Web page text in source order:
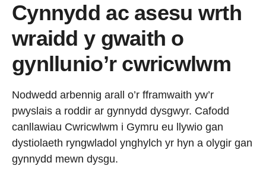
Cynnydd ac asesu wrth
wraidd y gwaith o
gynllunio’r cwricwlwm
Nodwedd arbennig arall o’r fframwaith yw’r
pwyslais a roddir ar gynnydd dysgwyr. Cafodd
canllawiau Cwricwlwm i Gymru eu llywio gan
dystiolaeth ryngwladol ynghylch yr hyn a olygir gan
gynnydd mewn dysgu.